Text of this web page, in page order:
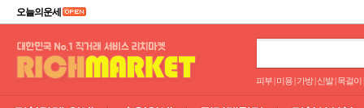
오늘의운세
피부 미용 가방 신발 목걸이